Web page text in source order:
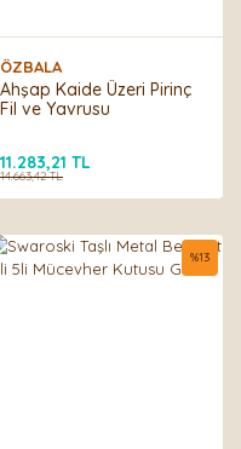
ÖZBALA
Ahşap Kaide Üzeri Pirinç
Fil ve Yavrusu
11.283,21 TL
14.663,42 TL
%13